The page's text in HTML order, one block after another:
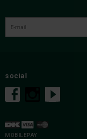
social
MOBILEPAY